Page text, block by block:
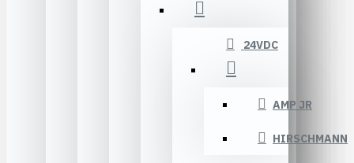
24VDC
AMP JR
HIRSCHMANN